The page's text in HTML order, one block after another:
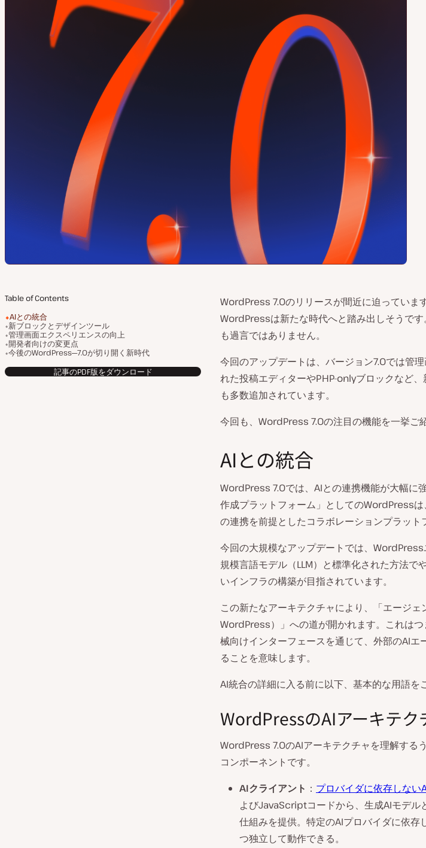
Table of Contents
AIとの統合
新ブロックとデザインツール
管理画面エクスペリエンスの向上
開発者向けの変更点
今後のWordPress─7.0が切り開く新時代
記事のPDF版をダウンロード
WordPress 7.0のリリースが間近に迫っていま
WordPressは新たな時代へと踏み出しそうで
も過言ではありません。
今回のアップデートは、バージョン7.0では管
れた投稿エディターやPHP-onlyブロックなど
も多数追加されています。
今回も、WordPress 7.0の注目の機能を一挙ご
AIとの統合
WordPress 7.0では、AIとの連携機能が大幅に
作成プラットフォーム」としてのWordPress
の連携を前提としたコラボレーションプラット
今回の大規模なアップデートでは、
規模言語モデル（LLM）と標準化された方法で
いインフラの構築が目指されています。
この新たなアーキテクチャにより、「エージ
WordPress）」への道が開かれます。これは
械向けインターフェースを通じて、外部のAI
ることを意味します。
AI統合の詳細に入る前に以下、基本的な用語を
WordPressのAIアーキテク
WordPress 7.0のAIアーキテクチャを理解する
コンポーネントです。
AIクライアント ： プロバイダに依存しない
よびJavaScriptコードから、生成AIモデル
仕組みを提供。特定のAIプロバイダに依
つ独立して動作できる。